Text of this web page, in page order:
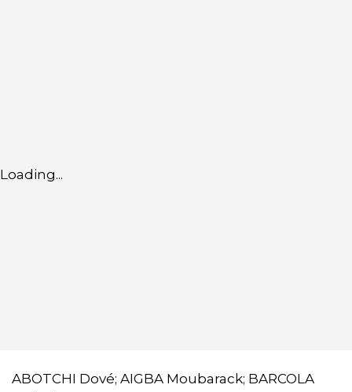
Loading...
ABOTCHI Dové; AIGBA Moubarack; BARCOLA